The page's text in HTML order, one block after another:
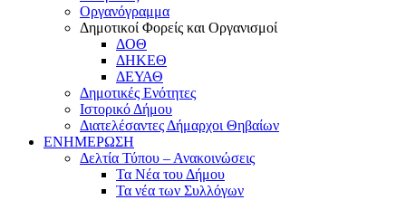
Οργανόγραμμα
Δημοτικοί Φορείς και Οργανισμοί
ΔΟΘ
ΔΗΚΕΘ
ΔΕΥΑΘ
Δημοτικές Ενότητες
Ιστορικό Δήμου
Διατελέσαντες Δήμαρχοι Θηβαίων
ΕΝΗΜΕΡΩΣΗ
Δελτία Τύπου – Ανακοινώσεις
Τα Νέα του Δήμου
Τα νέα των Συλλόγων